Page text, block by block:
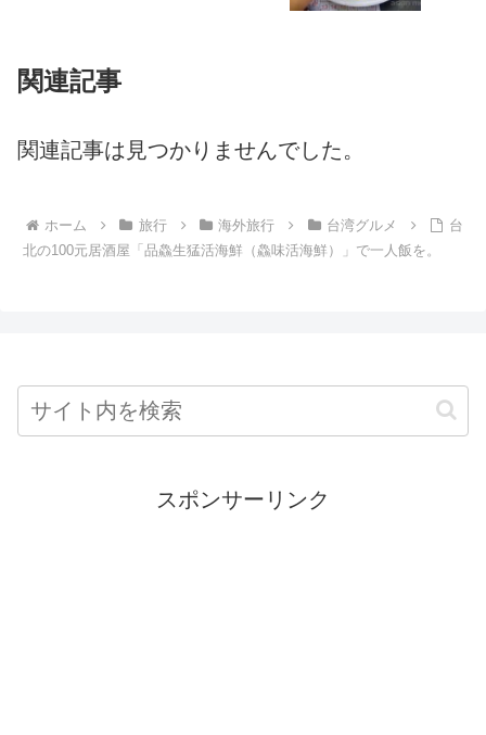
関連記事
関連記事は見つかりませんでした。
ホーム 旅行 海外旅行 台湾グルメ
台
北の100元居酒屋「品鱻生猛活海鮮（鱻味活海鮮）」で一人飯を。
スポンサーリンク